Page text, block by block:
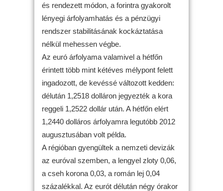
és rendezett módon, a forintra gyakorolt
lényegi árfolyamhatás és a pénzügyi
rendszer stabilitásának kockáztatása
nélkül mehessen végbe.
Az euró árfolyama valamivel a hétfőn
érintett több mint kétéves mélypont felett
ingadozott, de kevéssé változott kedden:
délután 1,2518 dolláron jegyezték a kora
reggeli 1,2522 dollár után. A hétfőn elért
1,2440 dolláros árfolyamra legutóbb 2012
augusztusában volt példa.
A régióban gyengültek a nemzeti devizák
az euróval szemben, a lengyel zloty 0,06,
a cseh korona 0,03, a román lej 0,04
százalékkal. Az eurót délután négy órakor